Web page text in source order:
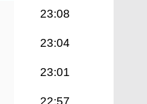
23:08
23:04
23:01
22:57